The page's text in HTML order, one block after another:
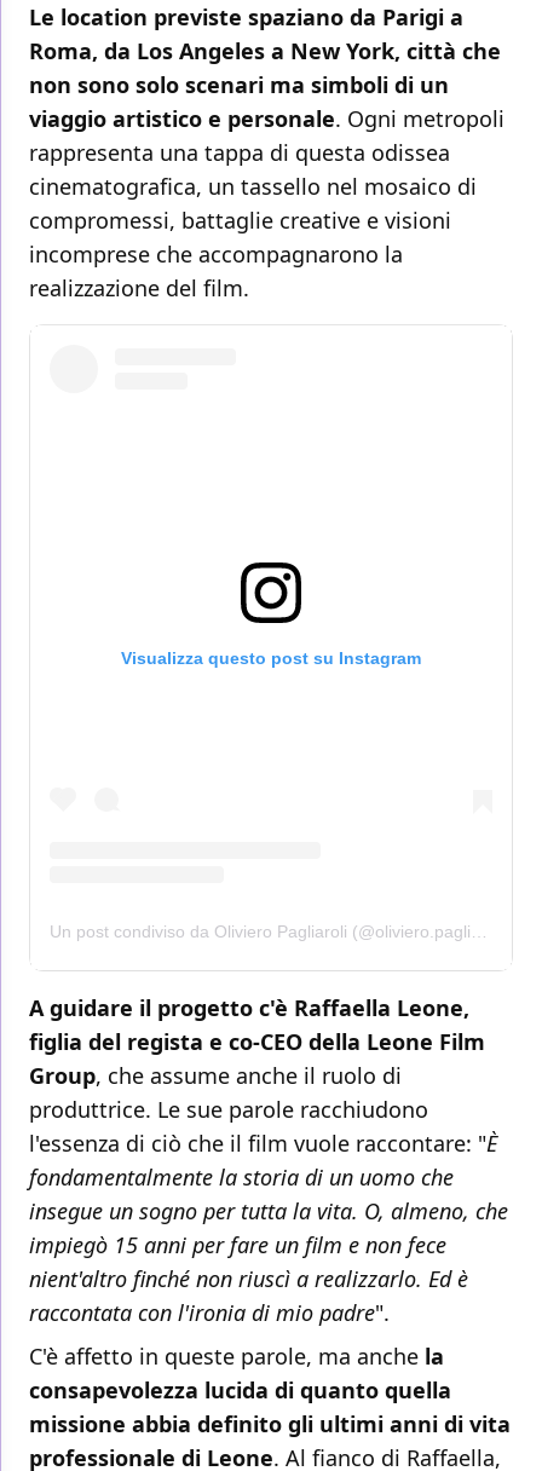
Le location previste spaziano da Parigi a
Roma, da Los Angeles a New York, città che
non sono solo scenari ma simboli di un
viaggio artistico e personale. Ogni metropoli
rappresenta una tappa di questa odissea
cinematografica, un tassello nel mosaico di
compromessi, battaglie creative e visioni
incomprese che accompagnarono la
realizzazione del film.
Visualizza questo post su Instagram
A guidare il progetto c'è Raffaella Leone,
figlia del regista e co-CEO della Leone Film
Group, che assume anche il ruolo di
produttrice. Le sue parole racchiudono
l'essenza di ciò che il film vuole raccontare: "È
fondamentalmente la storia di un uomo che
insegue un sogno per tutta la vita. O, almeno, che
impiegò 15 anni per fare un film e non fece
nient'altro finché non riuscì a realizzarlo. Ed è
raccontata con l'ironia di mio padre".
C'è affetto in queste parole, ma anche la
consapevolezza lucida di quanto quella
missione abbia definito gli ultimi anni di vita
professionale di Leone. Al fianco di Raffaella,